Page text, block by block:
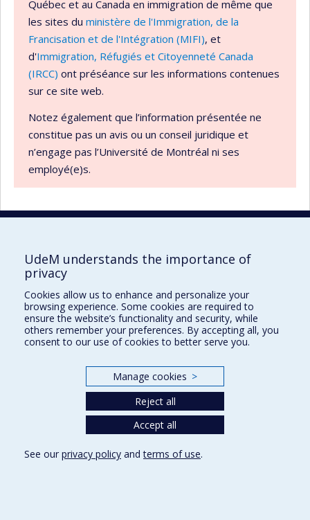
Québec et au Canada en immigration de même que
les sites du ministère de l'Immigration, de la
Francisation et de l'Intégration (MIFI), et
d'Immigration, Réfugiés et Citoyenneté Canada
(IRCC) ont préséance sur les informations contenues
sur ce site web.
Notez également que l’information présentée ne
constitue pas un avis ou un conseil juridique et
n’engage pas l’Université de Montréal ni ses
employé(e)s.
UdeM international
3744, rue Jean-Brillant
Bureau 581, 5e étage
Montréal (Québec)
Canada H3T 1P1
UdeM understands the importance of
privacy
Cookies allow us to enhance and personalize your
browsing experience. Some cookies are required to
ensure the website’s functionality and security, while
others remember your preferences. By accepting all, you
consent to our use of cookies to better serve you.
Manage cookies >
Reject all
Accept all
See our privacy policy andterms of use.